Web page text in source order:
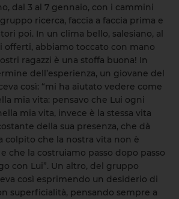
dal 3 al 7 gennaio, con i cammini
ricerca, faccia a faccia prima e
poi. In un clima bello, salesiano, al
offerti, abbiamo toccato con mano
ragazzi è una stoffa buona! In
dell’esperienza, un giovane del
così: “mi ha aiutato vedere come
mia vita: pensavo che Lui ogni
mia vita, invece è la stessa vita
della sua presenza, che dà
colpito che la nostra vita non è
che la costruiamo passo dopo passo
con Lui”. Un altro, del gruppo
così esprimendo un desiderio di
superficialità, pensando sempre a